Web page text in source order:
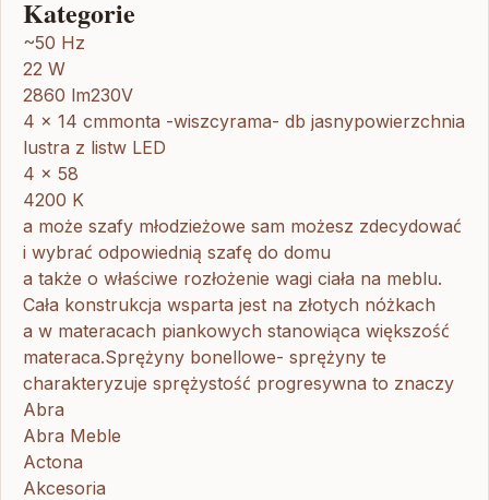
Kategorie
~50 Hz
22 W
2860 lm230V
4 x 14 cmmonta -wiszcyrama- db jasnypowierzchnia
lustra z listw LED
4 x 58
4200 K
a może szafy młodzieżowe sam możesz zdecydować
i wybrać odpowiednią szafę do domu
a także o właściwe rozłożenie wagi ciała na meblu.
Cała konstrukcja wsparta jest na złotych nóżkach
a w materacach piankowych stanowiąca większość
materaca.Sprężyny bonellowe- sprężyny te
charakteryzuje sprężystość progresywna to znaczy
Abra
Abra Meble
Actona
Akcesoria